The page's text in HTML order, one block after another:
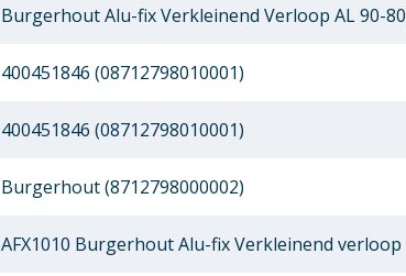
Burgerhout Alu-fix Verkleinend Verloop AL 90-80
400451846 (08712798010001)
400451846 (08712798010001)
Burgerhout (8712798000002)
AFX1010 Burgerhout Alu-fix Verkleinend verloop